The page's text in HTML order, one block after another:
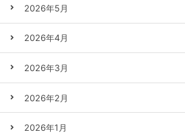
2026年5月
2026年4月
2026年3月
2026年2月
2026年1月